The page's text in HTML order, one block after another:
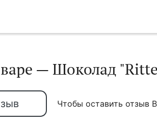
— Шоколад
Чтобы оставить отзыв